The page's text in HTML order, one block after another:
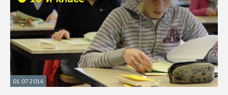
01.07.2016